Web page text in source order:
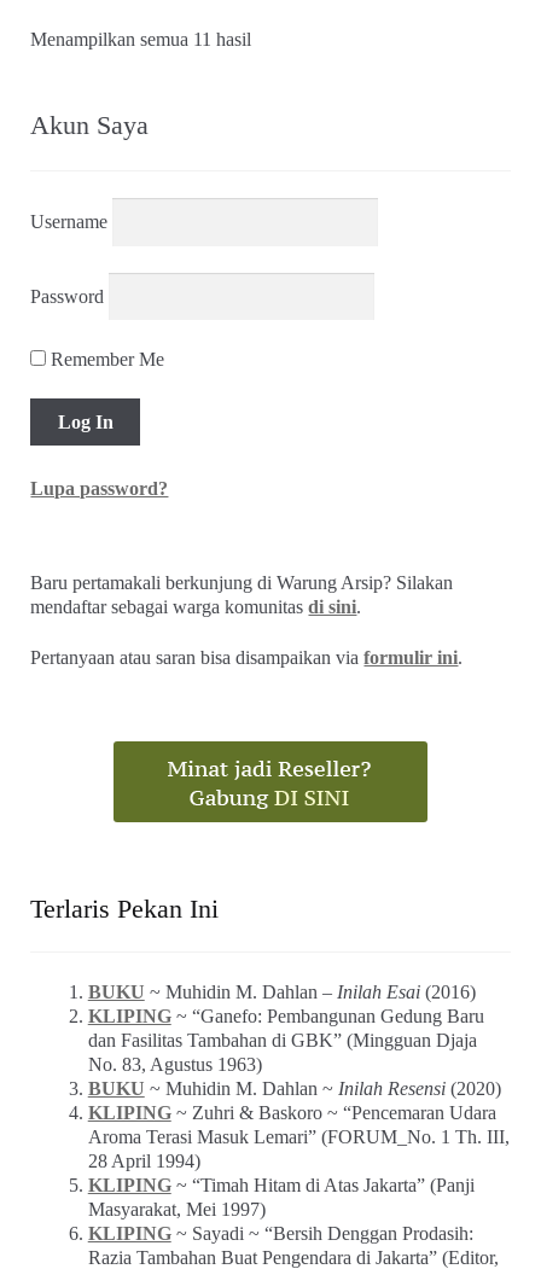
Menampilkan semua 11 hasil
Akun Saya
Username
Password
Remember Me
Lupa password?
Baru pertamakali berkunjung di Warung Arsip? Silakan
mendaftar sebagai warga komunitasdi sini.
Pertanyaan atau saran bisa disampaikan viaformulir ini.
Terlaris Pekan Ini
BUKU ~ Muhidin M. Dahlan – Inilah Esai(2016)
KLIPING~ “Ganefo: Pembangunan Gedung Baru
dan Fasilitas Tambahan di GBK” (Mingguan Djaja
No. 83, Agustus 1963)
BUKU ~ Muhidin M. Dahlan ~ Inilah Resensi(2020)
KLIPING~ Zuhri & Baskoro ~ “Pencemaran Udara
Aroma Terasi Masuk Lemari” (FORUM_No. 1 Th. III,
28 April 1994)
KLIPING~ “Timah Hitam di Atas Jakarta” (Panji
Masyarakat, Mei 1997)
KLIPING~ Sayadi ~ “Bersih Denggan Prodasih:
Razia Tambahan Buat Pengendara di Jakarta” (Editor,